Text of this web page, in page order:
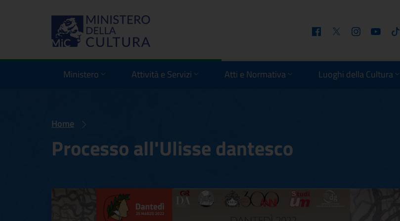
FacebookTwitter InstagramYoutube Tiktok
Ministero Attività e Servizi Atti e Normativa Luoghi della Cultura
Home
Processo all'Ulisse dantesco
Processo all'Ulisse dantesco